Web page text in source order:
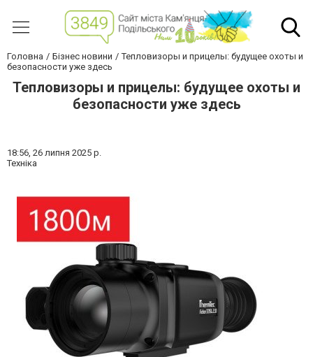
Головна Бізнес новини
Тепловизоры и прицелы: будущее охоты и
безопасности уже здесь
Тепловизоры и прицелы: будущее охоты и
безопасности уже здесь
18:56, 26 липня 2025 р.
Техніка